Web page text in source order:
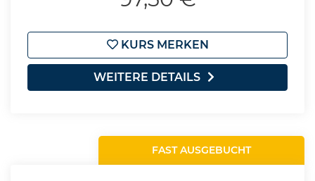
KURS MERKEN
WEITERE DETAILS
FAST AUSGEBUCHT